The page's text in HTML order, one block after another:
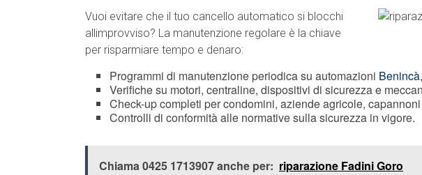
Vuoi evitare che il tuo cancello automatico si blocchi
allimprovviso? La manutenzione regolare è la chiave
per risparmiare tempo e denaro:
Programmi di manutenzione periodica su automazioni Benincà,
Verifiche su motori, centraline, dispositivi di sicurezza e
Check-up completi per condomini, aziende agricole,
Controlli di conformità alle normative sulla sicurezza in vigore.
Chiama 0425 1713907 anche per: riparazione Fadini Goro